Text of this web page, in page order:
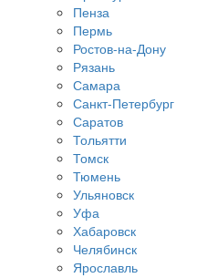
Пенза
Пермь
Ростов-на-Дону
Рязань
Самара
Санкт-Петербург
Саратов
Тольятти
Томск
Тюмень
Ульяновск
Уфа
Хабаровск
Челябинск
Ярославль